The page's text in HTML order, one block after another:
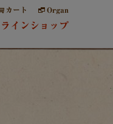
カート Organ
インショップ